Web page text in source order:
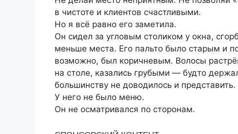
в чистоте и клиентов счастливыми.
Но я всё равно его заметила.
Он сидел за угловым столиком у окна,
меньше места. Его пальто было старым и
возможно, был коричневым. Волосы
на столе, казались грубыми — будто
большинству не доводилось и представить.
У него не было меню.
Он не осматривался по сторонам.